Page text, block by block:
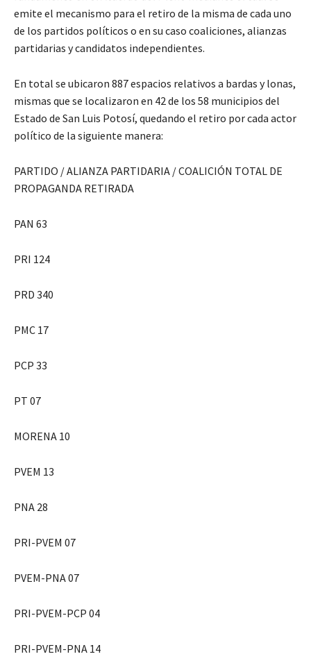
emite el mecanismo para el retiro de la misma de cada uno
de los partidos políticos o en su caso coaliciones, alianzas
partidarias y candidatos independientes.
En total se ubicaron 887 espacios relativos a bardas y lonas,
mismas que se localizaron en 42 de los 58 municipios del
Estado de San Luis Potosí, quedando el retiro por cada actor
político de la siguiente manera:
PARTIDO / ALIANZA PARTIDARIA / COALICIÓN TOTAL DE
PROPAGANDA RETIRADA
PAN 63
PRI 124
PRD 340
PMC 17
PCP 33
PT 07
MORENA 10
PVEM 13
PNA 28
PRI-PVEM 07
PVEM-PNA 07
PRI-PVEM-PCP 04
PRI-PVEM-PNA 14